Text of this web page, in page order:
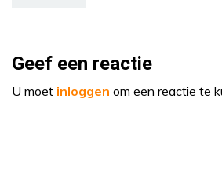
Geef een reactie
U moet inloggen om een reactie te